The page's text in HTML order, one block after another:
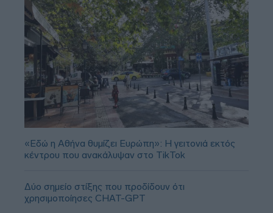
«Εδώ η Αθήνα θυμίζει Ευρώπη»: H γειτονιά εκτός
κέντρου που ανακάλυψαν στο TikTok
Δύο σημείο στίξης που προδίδουν ότι
χρησιμοποίησες CHAT-GPT